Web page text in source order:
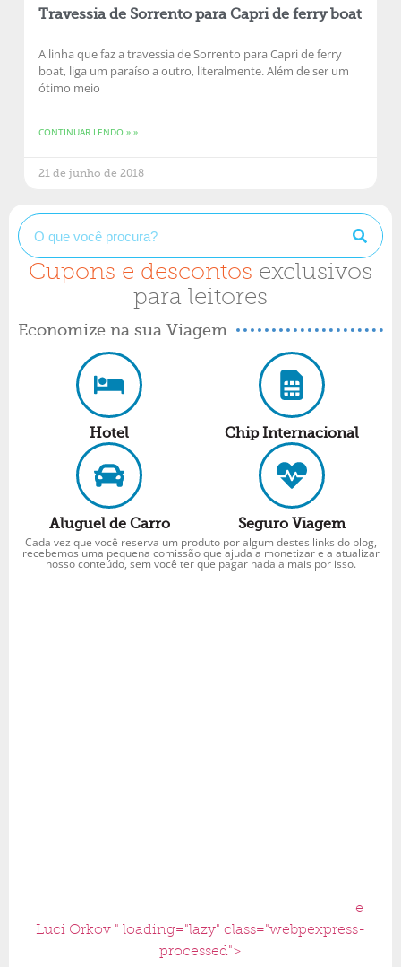
Travessia de Sorrento para Capri de ferry boat
A linha que faz a travessia de Sorrento para Capri de ferry
boat, liga um paraíso a outro, literalmente. Além de ser um
ótimo meio
CONTINUAR LENDO » »
21 de junho de 2018
Cupons e descontos exclusivos
para leitores
Economize na sua Viagem
Hotel Chip Internacional
Aluguel de Carro Seguro Viagem
Cada vez que você reserva um produto por algum destes links do blog,
recebemos uma pequena comissão que ajuda a monetizar e a atualizar
nosso conteúdo, sem você ter que pagar nada a mais por isso.
e
Luci Orkov " loading="lazy" class="webpexpress-
processed">